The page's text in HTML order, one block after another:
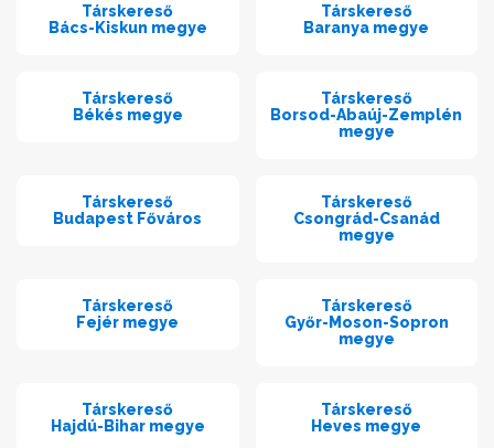
Társkereső
Bács-Kiskun megye
Társkereső
Baranya megye
Társkereső
Békés megye
Társkereső
Borsod-Abaúj-Zemplén
megye
Társkereső
Budapest Főváros
Társkereső
Csongrád-Csanád
megye
Társkereső
Fejér megye
Társkereső
Győr-Moson-Sopron
megye
Társkereső
Hajdú-Bihar megye
Társkereső
Heves megye